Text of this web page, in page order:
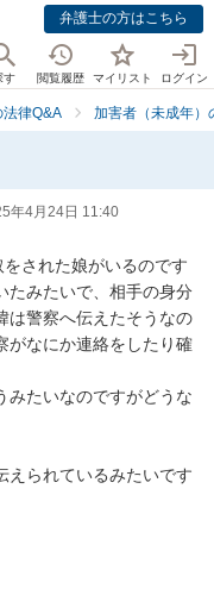
弁護士の方はこちら
す 閲覧履歴 マイリスト ログイン
律Q&A 加害者（未成年）
年4月24日 11:40
された娘がいるのです
たみたいで、相手の身分
は警察へ伝えたそうなの
がなにか連絡をしたり確
みたいなのですがどうな
えられているみたいです